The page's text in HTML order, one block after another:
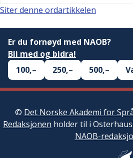
Siter denne ordartikkelen
Er du fornøyd med NAOB?
Bli med og bidra!
100,–
250,– 500,–
© Det Norske Akademi for
Redaksjonen holder til i
NAOB-